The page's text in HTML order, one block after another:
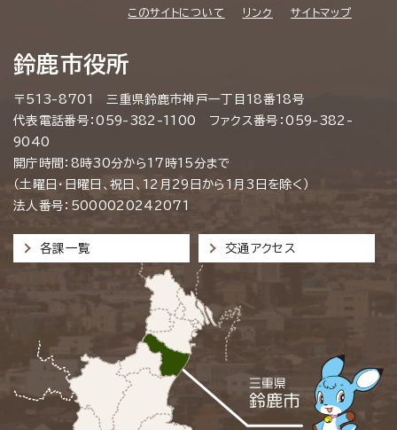
このサイトについて リンク サイトマップ
鈴鹿市役所
〒513-8701 三重県鈴鹿市神戸一丁目18番18号
代表電話番号：059-382-1100 ファクス番号：059-382-
9040
開庁時間：8時30分から17時15分まで
（土曜日・日曜日、祝日、12月29日から1月3日を除く）
法人番号：5000020242071
各課一覧 交通アクセス